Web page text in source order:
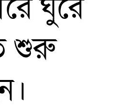
ঘুরে
শুরু